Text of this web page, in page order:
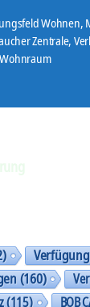
Wohnen,
Zentrale,
Wohnraum
(160)
(115) BOB